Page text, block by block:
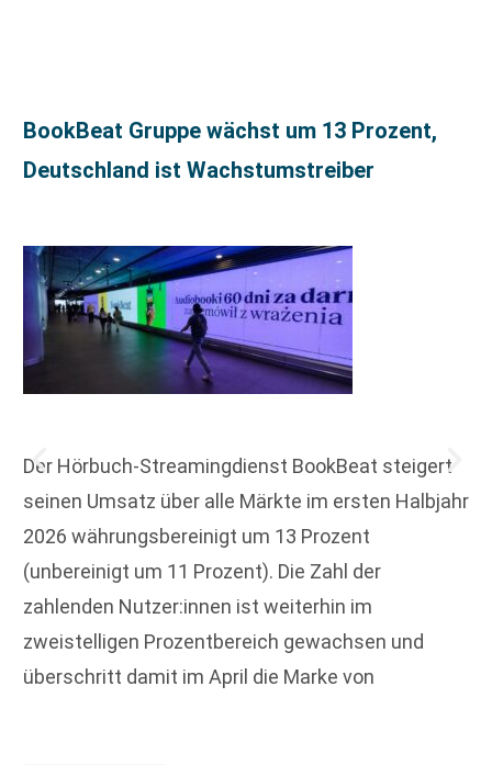
BookBeat Gruppe wächst um 13 Prozent,
Deutschland ist Wachstumstreiber
Der Hörbuch-Streamingdienst BookBeat steigert
seinen Umsatz über alle Märkte im ersten Halbjahr
2026 währungsbereinigt um 13 Prozent
(unbereinigt um 11 Prozent). Die Zahl der
zahlenden Nutzer:innen ist weiterhin im
zweistelligen Prozentbereich gewachsen und
überschritt damit im April die Marke von